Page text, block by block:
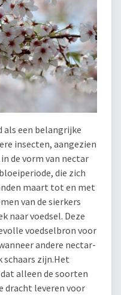
als een belangrijke
insecten, aangezien
de vorm van nectar
die zich
maart tot en met
van de sierkers
naar voedsel. Deze
voedselbron voor
andere nectar-
zijn.Het
alleen de soorten
dracht leveren voor